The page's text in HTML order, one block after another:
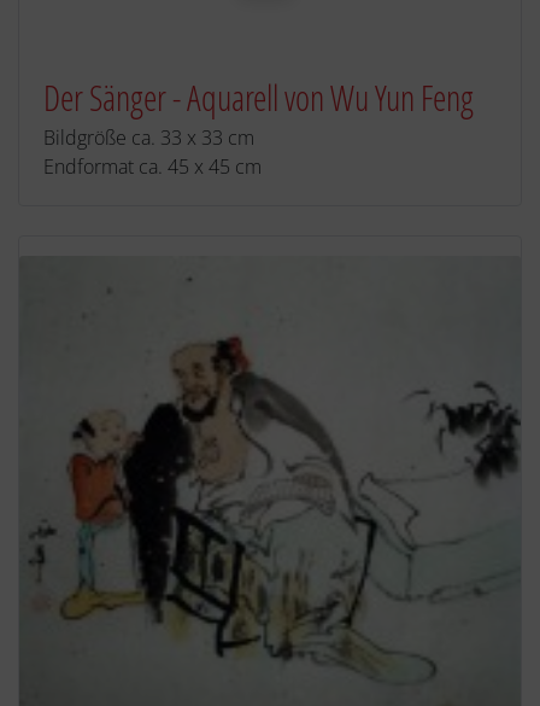
Der Sänger - Aquarell von Wu Yun Feng
Bildgröße ca. 33 x 33 cm
Endformat ca. 45 x 45 cm